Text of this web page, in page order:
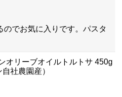
でお気に入りです。パスタ
オリーブオイルトルトサ 450g
社農園産）